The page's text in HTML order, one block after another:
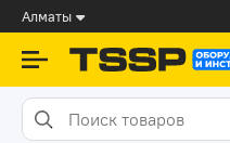
Алматы